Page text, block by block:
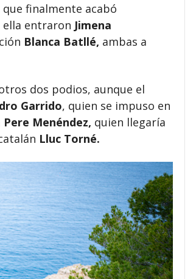
finalmente acabó
ella entraron Jimena
Blanca Batllé, ambas a
dos podios, aunque el
Garrido, quien se impuso en
Pere Menéndez, quien llegaría
Lluc Torné.